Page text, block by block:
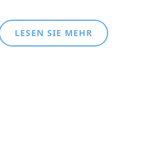
LESEN SIE MEHR